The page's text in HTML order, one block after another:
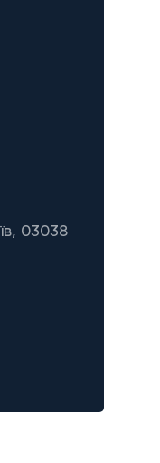
03038